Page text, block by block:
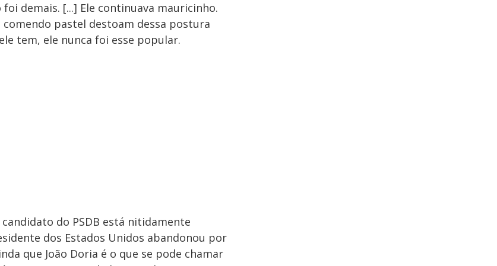
demais. [...] Ele continuava mauricinho.
pastel destoam dessa postura
tem, ele nunca foi esse popular.
do PSDB está nitidamente
dos Estados Unidos abandonou por
que João Doria é o que se pode chamar